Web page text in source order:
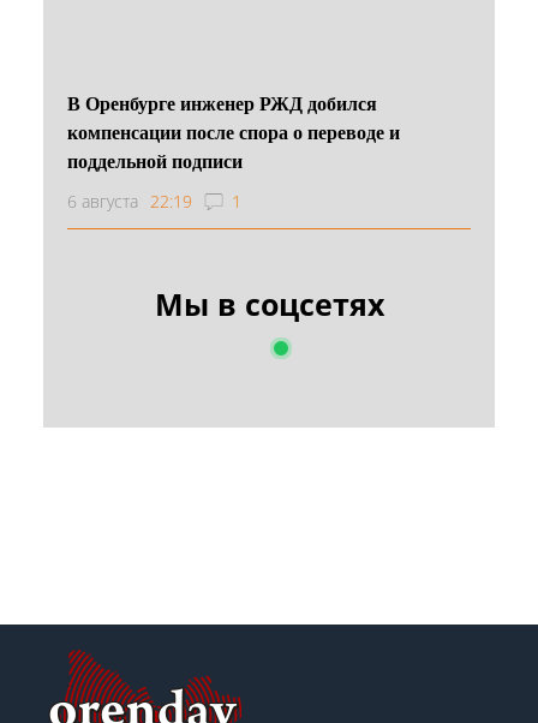
В Оренбурге инженер РЖД добился
компенсации после спора о переводе и
поддельной подписи
6 августа 22:19 1
Мы в соцсетях